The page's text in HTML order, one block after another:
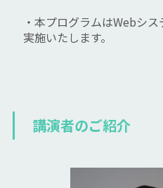
・本プログラムはWebシ
実施いたします。
講演者のご紹介